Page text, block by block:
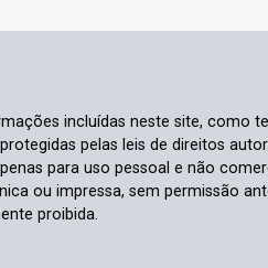
incluídas neste site, como
pelas leis de direitos
para uso pessoal e não
ou impressa, sem permissão
proibida.